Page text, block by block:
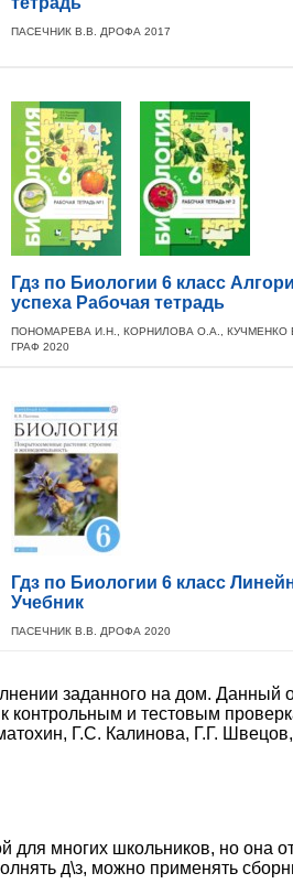
ПАСЕЧНИК В.В. ДРОФА 2017
Гдз по Биологии 6 класс
успеха Рабочая тетрадь
ПОНОМАРЕВА И.Н., КОРНИЛОВА О.А., КУЧМЕНКО
ГРАФ 2020
Гдз по Биологии 6 класс
Учебник
ПАСЕЧНИК В.В. ДРОФА 2020
заданного на дом. Данный
контрольным и тестовым
Г.С. Калинова, Г.Г.
для многих школьников, но она
д\з, можно применять